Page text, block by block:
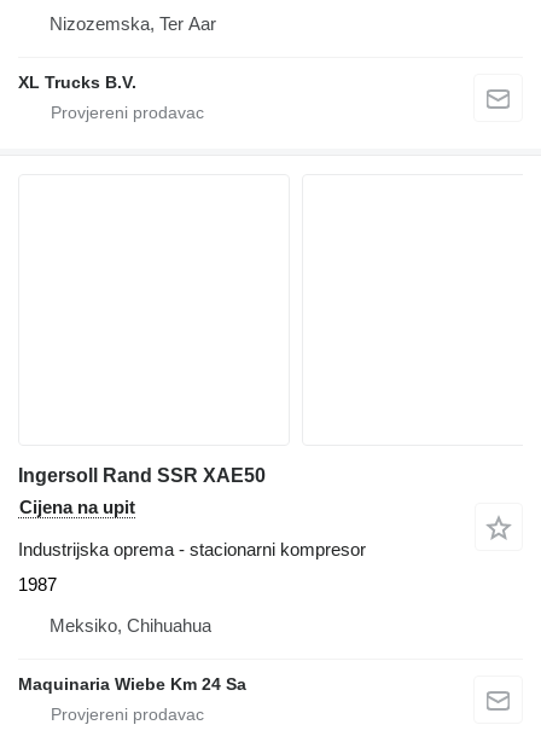
Nizozemska, Ter Aar
XL Trucks B.V.
Ingersoll Rand SSR XAE50
Cijena na upit
Industrijska oprema - stacionarni kompresor
1987
Meksiko, Chihuahua
Maquinaria Wiebe Km 24 Sa